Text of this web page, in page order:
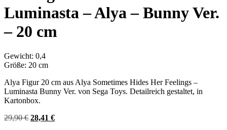
Luminasta – Alya – Bunny Ver.
– 20 cm
Gewicht: 0,4
Größe: 20 cm
Alya Figur 20 cm aus Alya Sometimes Hides Her Feelings –
Luminasta Bunny Ver. von Sega Toys. Detailreich gestaltet, in
Kartonbox.
29,90€ Ursprünglicher
28,41 €Aktueller